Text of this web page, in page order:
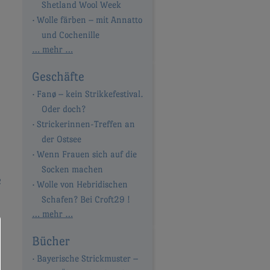
Shetland Wool Week
Wolle färben – mit Annatto
und Cochenille
… mehr …
Geschäfte
Fanø – kein Strikkefestival.
Oder doch?
Strickerinnen-Treffen an
der Ostsee
Wenn Frauen sich auf die
Socken machen
Wolle von Hebridischen
Schafen? Bei Croft29 !
… mehr …
Bücher
Bayerische Strickmuster –